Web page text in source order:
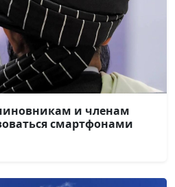
и членам
смартфонами